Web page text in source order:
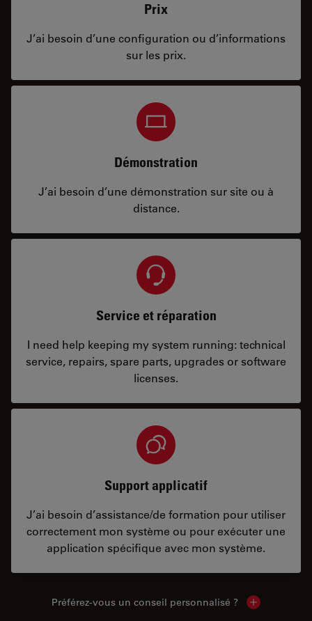
Prix
J’ai besoin d’une configuration ou d’informations
sur les prix.
Démonstration
J’ai besoin d’une démonstration sur site ou à
distance.
Service et réparation
I need help keeping my system running: technical
service, repairs, spare parts, upgrades or software
licenses.
Support applicatif
J’ai besoin d’assistance/de formation pour utiliser
correctement mon système ou pour exécuter une
application spécifique avec mon système.
Préférez-vous un conseil personnalisé ? Show local